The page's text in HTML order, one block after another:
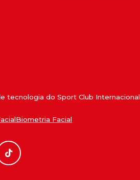
tecnologia do Sport Club Internacional
Biometria Facial